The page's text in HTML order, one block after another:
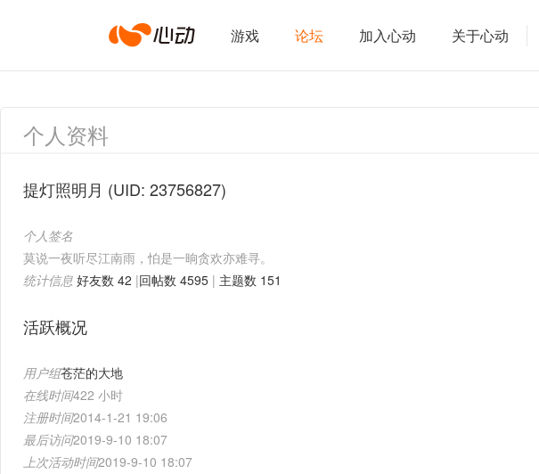
心
动
络
游戏 论坛 加入心动 关于心动
个人资料
提灯照明月 (UID: 23756827)
个人签名
莫说一夜听尽江南雨，怕是一晌贪欢亦难寻。
统计信息 好友数 42 |回帖数 4595 | 主题数 151
活跃概况
用户组苍茫的大地
在线时间422 小时
注册时间2014-1-21 19:06
最后访问2019-9-10 18:07
上次活动时间2019-9-10 18:07